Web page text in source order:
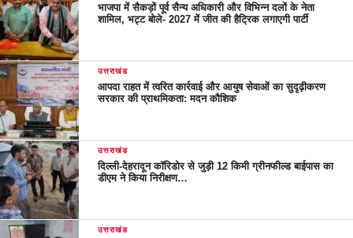
भाजपा में सैकड़ों पूर्व सैन्य अधिकारी और विभिन्न दलों के नेता
शामिल, भट्ट बोले- 2027 में जीत की हैट्रिक लगाएगी पार्टी
उत्तराखंड
आपदा राहत में त्वरित कार्रवाई और आयुष सेवाओं का सुदृढ़ीकरण
सरकार की प्राथमिकता: मदन कौशिक
उत्तराखंड
दिल्ली-देहरादून कॉरिडोर से जुड़ी 12 किमी ग्रीनफील्ड बाईपास का
डीएम ने किया निरीक्षण…
उत्तराखंड